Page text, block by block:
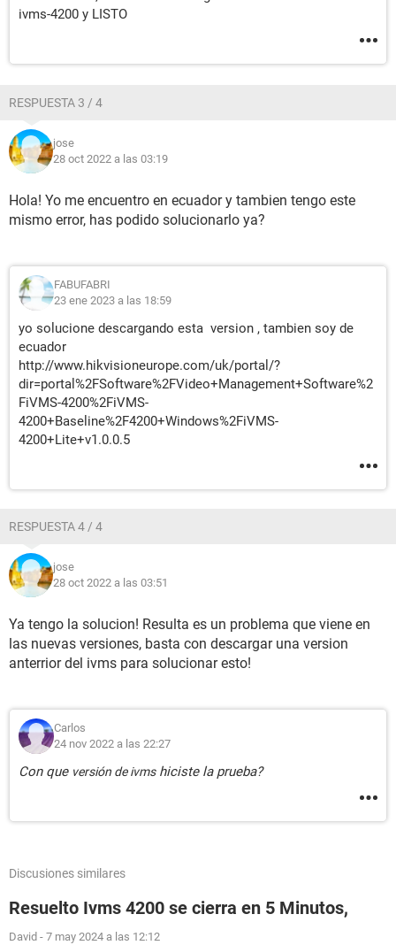
ivms-4200 y LISTO
RESPUESTA 3 / 4
jose
28 oct 2022 a las 03:19
Hola! Yo me encuentro en ecuador y tambien tengo este
mismo error, has podido solucionarlo ya?
FABUFABRI
23 ene 2023 a las 18:59
yo solucione descargando esta version , tambien soy de
ecuador
http://www.hikvisioneurope.com/uk/portal/?
dir=portal%2FSoftware%2FVideo+Management+Software%2
FiVMS-4200%2FiVMS-
4200+Baseline%2F4200+Windows%2FiVMS-
4200+Lite+v1.0.0.5
RESPUESTA 4 / 4
jose
28 oct 2022 a las 03:51
Ya tengo la solucion! Resulta es un problema que viene en
las nuevas versiones, basta con descargar una version
anterrior del ivms para solucionar esto!
Carlos
24 nov 2022 a las 22:27
Con que versión de ivmshiciste la prueba?
Discusiones similares
Resuelto Ivms 4200 se cierra en 5 Minutos,
David - 7 may 2024 a las 12:12